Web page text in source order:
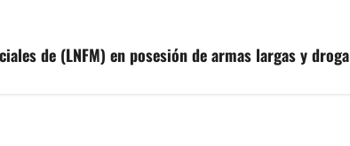
de (LNFM) en posesión de armas largas y droga